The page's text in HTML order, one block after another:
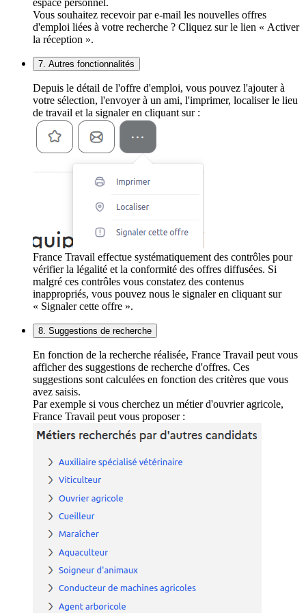
espace personnel.
Vous souhaitez recevoir par e-mail les nouvelles offres
d'emploi liées à votre recherche ? Cliquez sur le lien « Activer
la réception ».
7. Autres fonctionnalités
Depuis le détail de l'offre d'emploi, vous pouvez l'ajouter à
votre sélection, l'envoyer à un ami, l'imprimer, localiser le lieu
de travail et la signaler en cliquant sur :
France Travail effectue systématiquement des contrôles pour
vérifier la légalité et la conformité des offres diffusées. Si
malgré ces contrôles vous constatez des contenus
inappropriés, vous pouvez nous le signaler en cliquant sur
« Signaler cette offre ».
8. Suggestions de recherche
En fonction de la recherche réalisée, France Travail peut vous
afficher des suggestions de recherche d'offres. Ces
suggestions sont calculées en fonction des critères que vous
avez saisis.
Par exemple si vous cherchez un métier d'ouvrier agricole,
France Travail peut vous proposer :